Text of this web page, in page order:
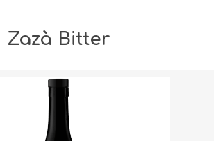
Zazà Bitter